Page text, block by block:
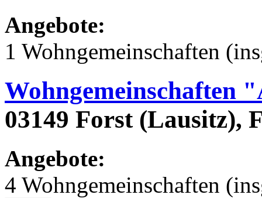
Angebote:
1 Wohngemeinschaften
Wohngemeinschaften
03149 Forst (Lausitz),
Angebote:
4 Wohngemeinschaften